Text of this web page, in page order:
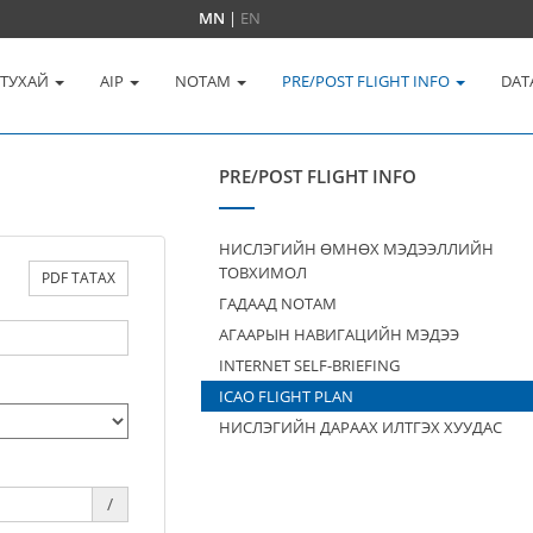
MN | EN
AIP NOTAM PRE/POST FLIGHT INFO
PDF ТАТАХ
/
PRE/POST FLIGHT INFO
НИСЛЭГИЙН ӨМНӨХ МЭДЭЭЛЛИЙН
ТОВХИМОЛ
ГАДААД NOTAM
АГААРЫН НАВИГАЦИЙН МЭДЭЭ
INTERNET SELF-BRIEFING
ICAO FLIGHT PLAN
НИСЛЭГИЙН ДАРААХ ИЛТГЭХ ХУУДАС